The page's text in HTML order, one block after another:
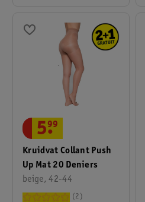
Kruidvat Collant Push
Up Mat 20 Deniers
beige, 42-44
5.
99
2